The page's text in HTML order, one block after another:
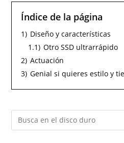
Índice de la página
1) Diseño y características
1.1) Otro SSD ultrarrápido
2) Actuación
3) Genial si quieres estilo y